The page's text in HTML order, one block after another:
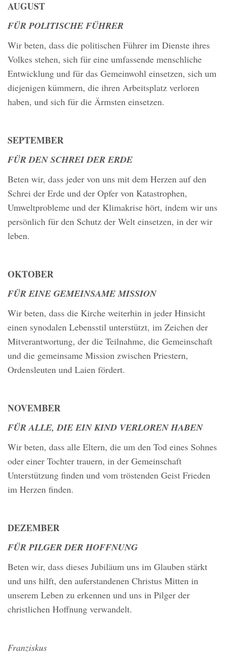
AUGUST
FÜR POLITISCHE FÜHRER
Wir beten, dass die politischen Führer im Dienste ihres
Volkes stehen, sich für eine umfassende menschliche
Entwicklung und für das Gemeinwohl einsetzen, sich um
diejenigen kümmern, die ihren Arbeitsplatz verloren
haben, und sich für die Ärmsten einsetzen.
SEPTEMBER
FÜR DEN SCHREI DER ERDE
Beten wir, dass jeder von uns mit dem Herzen auf den
Schrei der Erde und der Opfer von Katastrophen,
Umweltprobleme und der Klimakrise hört, indem wir uns
persönlich für den Schutz der Welt einsetzen, in der wir
leben.
OKTOBER
FÜR EINE GEMEINSAME MISSION
Wir beten, dass die Kirche weiterhin in jeder Hinsicht
einen synodalen Lebensstil unterstützt, im Zeichen der
Mitverantwortung, der die Teilnahme, die Gemeinschaft
und die gemeinsame Mission zwischen Priestern,
Ordensleuten und Laien fördert.
NOVEMBER
FÜR ALLE, DIE EIN KIND VERLOREN HABEN
Wir beten, dass alle Eltern, die um den Tod eines Sohnes
oder einer Tochter trauern, in der Gemeinschaft
Unterstützung finden und vom tröstenden Geist Frieden
im Herzen finden.
DEZEMBER
FÜR PILGER DER HOFFNUNG
Beten wir, dass dieses Jubiläum uns im Glauben stärkt
und uns hilft, den auferstandenen Christus Mitten in
unserem Leben zu erkennen und uns in Pilger der
christlichen Hoffnung verwandelt.
Franziskus